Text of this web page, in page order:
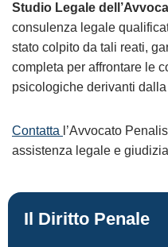
Studio Legale
consulenza legale
stato colpito da tali reati,
completa per affrontare le
psicologiche derivanti
Contatta l’Avvocato
assistenza legale e
Il Diritto Penale